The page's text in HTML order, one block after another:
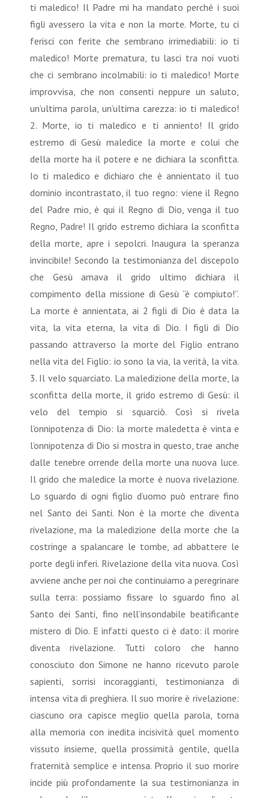
ti maledico! Il Padre mi ha mandato perché i suoi
figli avessero la vita e non la morte. Morte, tu ci
ferisci con ferite che sembrano irrimediabili: io ti
maledico! Morte prematura, tu lasci tra noi vuoti
che ci sembrano incolmabili: io ti maledico! Morte
improvvisa, che non consenti neppure un saluto,
un’ultima parola, un’ultima carezza: io ti maledico!
2. Morte, io ti maledico e ti anniento! Il grido
estremo di Gesù maledice la morte e colui che
della morte ha il potere e ne dichiara la sconfitta.
Io ti maledico e dichiaro che è annientato il tuo
dominio incontrastato, il tuo regno: viene il Regno
del Padre mio, è qui il Regno di Dio, venga il tuo
Regno, Padre! Il grido estremo dichiara la sconfitta
della morte, apre i sepolcri. Inaugura la speranza
invincibile! Secondo la testimonianza del discepolo
che Gesù amava il grido ultimo dichiara il
compimento della missione di Gesù “è compiuto!”.
La morte è annientata, ai 2 figli di Dio è data la
vita, la vita eterna, la vita di Dio. I figli di Dio
passando attraverso la morte del Figlio entrano
nella vita del Figlio: io sono la via, la verità, la vita.
3. Il velo squarciato. La maledizione della morte, la
sconfitta della morte, il grido estremo di Gesù: il
velo del tempio si squarciò. Così si rivela
l’onnipotenza di Dio: la morte maledetta è vinta e
l’onnipotenza di Dio si mostra in questo, trae anche
dalle tenebre orrende della morte una nuova luce.
Il grido che maledice la morte è nuova rivelazione.
Lo sguardo di ogni figlio d’uomo può entrare fino
nel Santo dei Santi. Non è la morte che diventa
rivelazione, ma la maledizione della morte che la
costringe a spalancare le tombe, ad abbattere le
porte degli inferi. Rivelazione della vita nuova. Così
avviene anche per noi che continuiamo a peregrinare
sulla terra: possiamo fissare lo sguardo fino al
Santo dei Santi, fino nell’insondabile beatificante
mistero di Dio. E infatti questo ci è dato: il morire
diventa rivelazione. Tutti coloro che hanno
conosciuto don Simone ne hanno ricevuto parole
sapienti, sorrisi incoraggianti, testimonianza di
intensa vita di preghiera. Il suo morire è rivelazione:
ciascuno ora capisce meglio quella parola, torna
alla memoria con inedita incisività quel momento
vissuto insieme, quella prossimità gentile, quella
fraternità semplice e intensa. Proprio il suo morire
incide più profondamente la sua testimonianza in